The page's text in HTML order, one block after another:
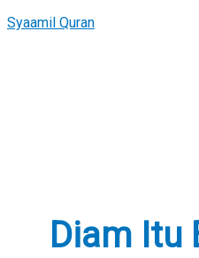
to
Syaamil Quran
Diam Itu
yang